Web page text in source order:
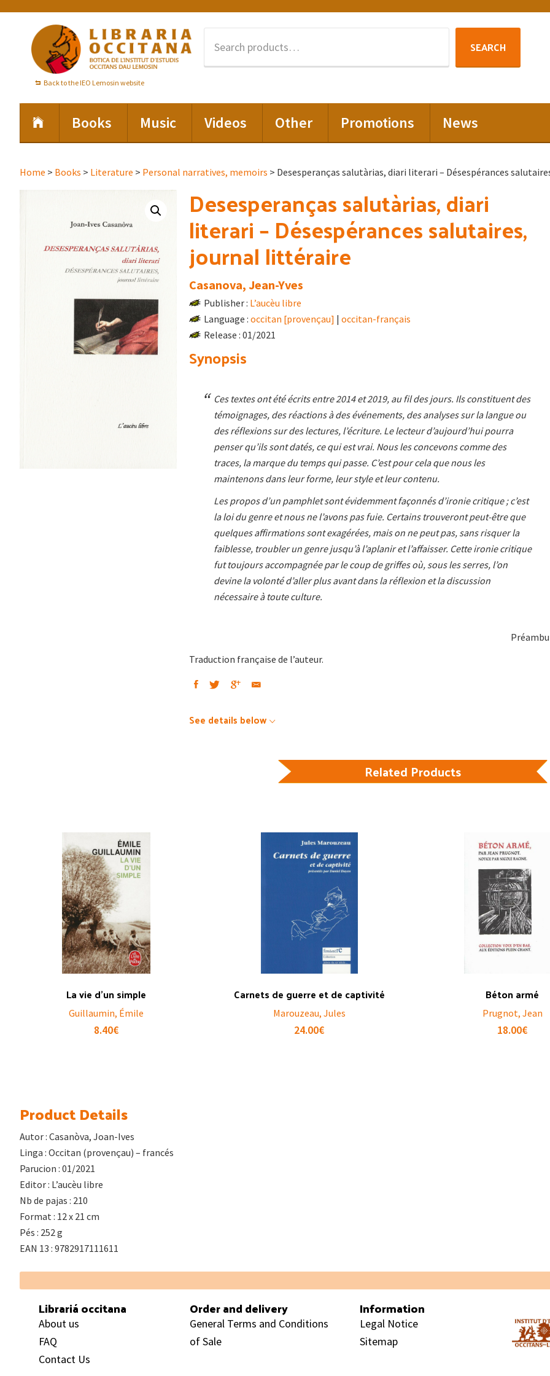
primary
navigation
content
Back to the IEO Lemosin website
SEARCH
Books Music Videos Other Promotions News
Home > Books > Literature > Personal narratives, memoirs > Desesperanças salutàrias, diari literari – Désespérances
Desesperanças salutàrias, diari
literari – Désespérances salutaires,
journal littéraire
Casanova, Jean-Yves
Publisher : L’aucèu libre
Language : occitan [provençau] | occitan-français
Release : 01/2021
Synopsis
Ces textes ont été écrits entre 2014 et 2019, au fil des jours. Ils constituent des
témoignages, des réactions à des événements, des analyses sur la langue ou
des réflexions sur des lectures, l’écriture. Le lecteur d’aujourd’hui pourra
penser qu’ils sont datés, ce qui est vrai. Nous les concevons comme des
traces, la marque du temps qui passe. C’est pour cela que nous les
maintenons dans leur forme, leur style et leur contenu.
Les propos d’un pamphlet sont évidemment façonnés d’ironie critique ; c’est
la loi du genre et nous ne l’avons pas fuie. Certains trouveront peut-être que
quelques affirmations sont exagérées, mais on ne peut pas, sans risquer la
faiblesse, troubler un genre jusqu’à l’aplanir et l’affaisser. Cette ironie critique
fut toujours accompagnée par le coup de griffes où, sous les serres, l’on
devine la volonté d’aller plus avant dans la réflexion et la discussion
nécessaire à toute culture.
Traduction française de l’auteur.
See details below
Related Products
La vie d’un simple
Guillaumin, Émile
8.40€
Carnets de guerre et de captivité
Marouzeau, Jules
24.00€
Béton armé
Prugnot, Jean
18.00€
Product Details
Autor : Casanòva, Joan-Ives
Linga : Occitan (provençau) – francés
Parucion : 01/2021
Editor : L’aucèu libre
Nb de pajas : 210
Format : 12 x 21 cm
Pés : 252 g
EAN 13 : 9782917111611
Footer
Librariá occitana
About us
FAQ
Contact Us
Order and delivery
General Terms and Conditions
of Sale
Information
Legal Notice
Sitemap